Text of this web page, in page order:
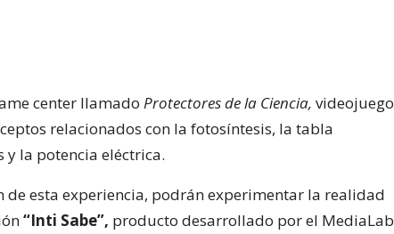
center llamado Protectores de la Ciencia, videojuego
relacionados con la fotosíntesis, la tabla
y la potencia eléctrica.
de esta experiencia, podrán experimentar la realidad
“Inti Sabe”, producto desarrollado por el MediaLab